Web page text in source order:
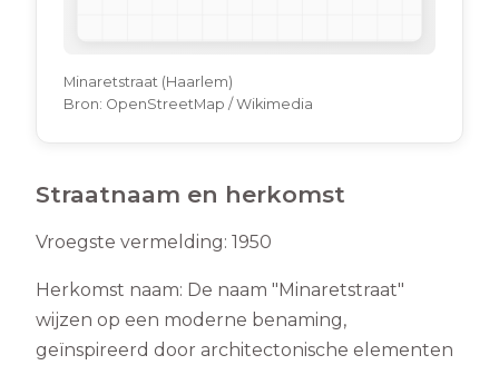
Minaretstraat (Haarlem)
Bron: OpenStreetMap / Wikimedia
Straatnaam en herkomst
Vroegste vermelding: 1950
Herkomst naam: De naam "Minaretstraat"
wijzen op een moderne benaming,
geïnspireerd door architectonische elementen